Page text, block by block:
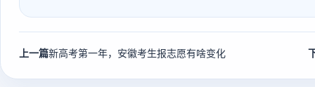
上一篇新高考第一年，安徽考生报志愿有啥变化